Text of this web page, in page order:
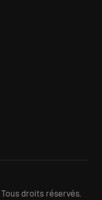
Tous droits réservés.